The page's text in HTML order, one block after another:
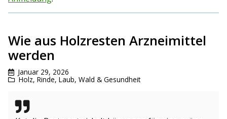
Wie aus Holzresten Arzneimittel
werden
Januar 29, 2026
Holz, Rinde, Laub, Wald & Gesundheit